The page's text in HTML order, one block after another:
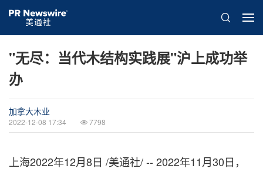
"无尽：当代木结构实践展"沪上成功举
办
加拿大木业
2022-12-08 17:34 7798
上海2022年12月8日 /美通社/ -- 2022年11月30日，